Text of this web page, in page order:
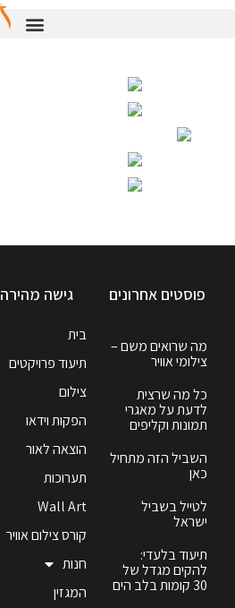
פוסטים אחרונים
מה שרואים משם –
צילומי אוויר
כל מה שרצית
לדעת על מאגרי
תמונות וקליפים
השביל הזה מתחיל
כאן
לטייל בשביל
ישראל
תיעוד בלעדי:
להקים מגדל של
30 קומות בלב הים
גישה מהירה
בית
תיעוד פרויקטים
צילום
הפקות וידאו
הוצאה לאור
תערוכות
Wall Art
קורס צילום אוויר
חנות
המגזין